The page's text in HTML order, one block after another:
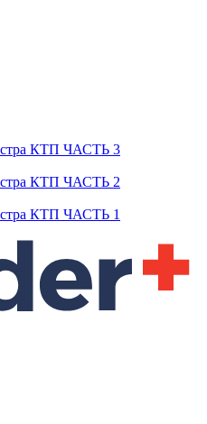
КТП ЧАСТЬ 3
КТП ЧАСТЬ 2
КТП ЧАСТЬ 1